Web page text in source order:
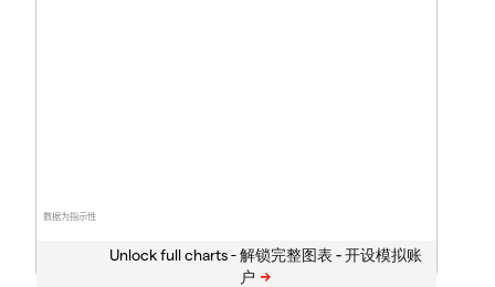
数据为指示性
Unlock full charts -